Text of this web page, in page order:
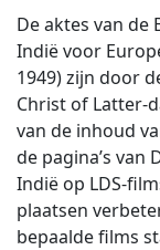
De aktes van de
Indië voor
1949) zijn door
Christ of Latter-
van de inhoud
de pagina’s van
Indië op LDS-
plaatsen
bepaalde films